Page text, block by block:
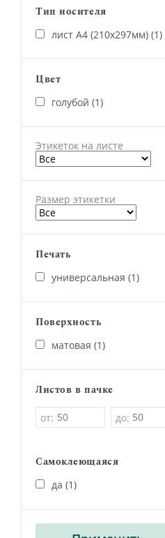
Тип носителя
лист А4 (210х297мм) (1)
Цвет
голубой (1)
Этикеток на листе
Размер этикетки
Печать
универсальная (1)
Поверхность
матовая (1)
Листов в пачке
от: до:
Самоклеющаяся
да (1)